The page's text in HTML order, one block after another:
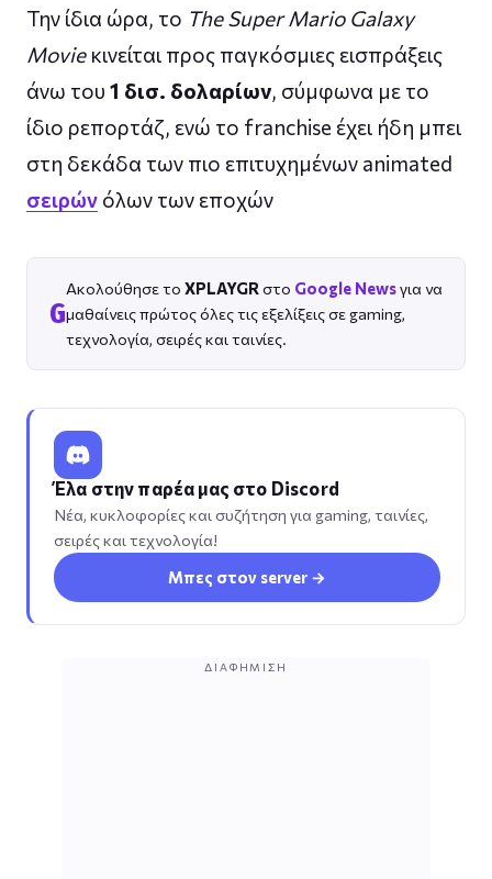
Την ίδια ώρα, το The Super Mario Galaxy
Movieκινείται προς παγκόσμιες εισπράξεις
άνω του 1 δισ. δολαρίων, σύμφωνα με το
ίδιο ρεπορτάζ, ενώ το franchise έχει ήδη μπει
στη δεκάδα των πιο επιτυχημένων animated
σειρών όλων των εποχών
G
Ακολούθησε το XPLAYGR στο Google Newsγια να
μαθαίνεις πρώτος όλες τις εξελίξεις σε gaming,
τεχνολογία, σειρές και ταινίες.
Έλα στην παρέα μας στο Discord
Νέα, κυκλοφορίες και συζήτηση για gaming, ταινίες,
σειρές και τεχνολογία!
Μπες στον server →
ΔΙΑΦΉΜΙΣΗ